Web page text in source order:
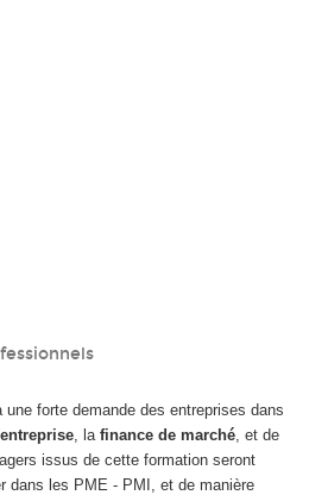
forte demande des entreprises dans
, la finance de marché, et de
issus de cette formation seront
dans les PME - PMI, et de manière